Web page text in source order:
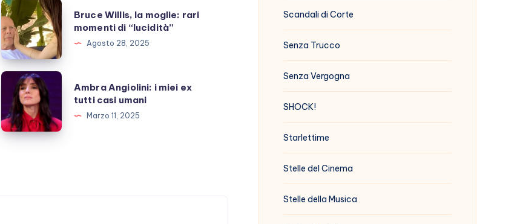
Bruce
Willis,
la
moglie:
rari
momenti
di
“lucidità”
Bruce Willis, la moglie: rari
momenti di “lucidità”
Agosto 28, 2025
Ambra
Angiolini:
i
miei
umani
Ambra Angiolini: i miei ex
tutti casi umani
Marzo 11, 2025
Scandali di Corte
Senza Trucco
Senza Vergogna
SHOCK!
Starlettime
Stelle del Cinema
Stelle della Musica